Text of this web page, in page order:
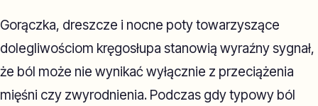
Gorączka, dreszcze i nocne poty towarzyszące
dolegliwościom kręgosłupa stanowią wyraźny sygnał,
że ból może nie wynikać wyłącznie z przeciążenia
mięśni czy zwyrodnienia. Podczas gdy typowy ból